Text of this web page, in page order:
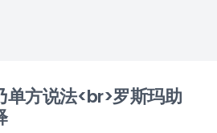
单方说法<br>罗斯玛助